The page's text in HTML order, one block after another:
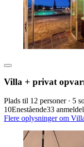
Villa + privat
Plads til 12 personer · 5
10Enestående33
Flere oplysninger om